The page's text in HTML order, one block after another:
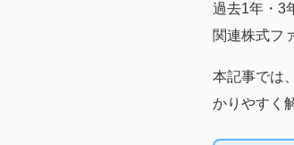
過去1年・3
関連株式フ
本記事では、
かりやすく